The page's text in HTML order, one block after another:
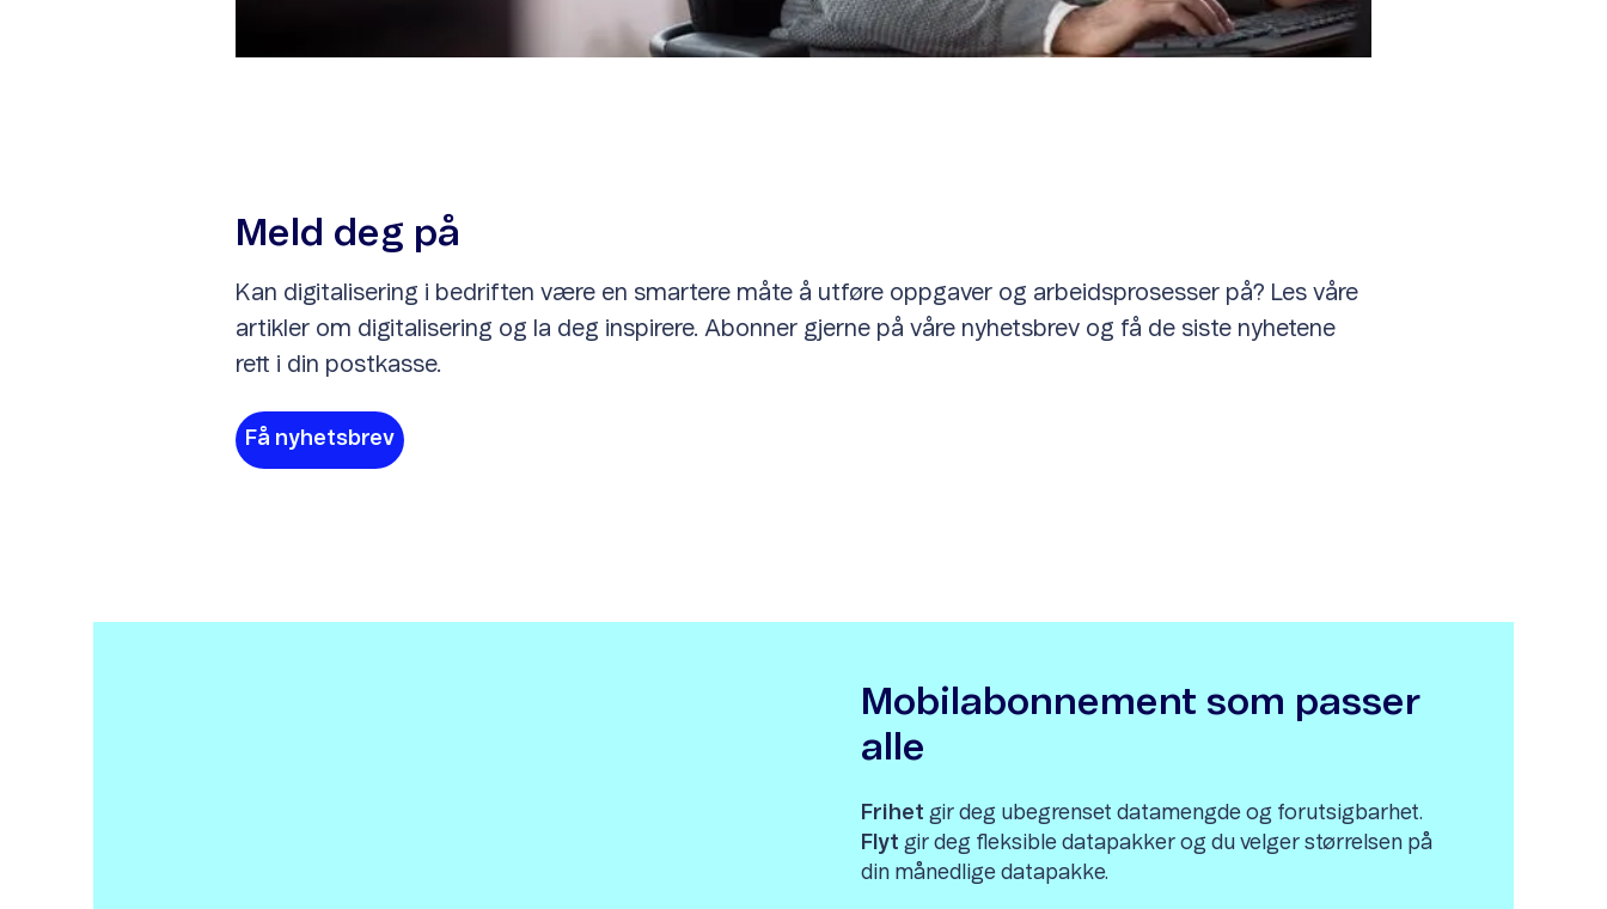
Meld deg på
Kan digitalisering i bedriften være en smartere måte å utføre oppgaver og arbeidsprosesser på? Les våre
artikler om digitalisering og la deg inspirere. Abonner gjerne på våre nyhetsbrev og få de siste nyhetene
rett i din postkasse.
Få nyhetsbrev
Mobilabonnement som passer
alle
Frihet gir deg ubegrenset datamengde og forutsigbarhet.
Flyt gir deg fleksible datapakker og du velger størrelsen på
din månedlige datapakke.